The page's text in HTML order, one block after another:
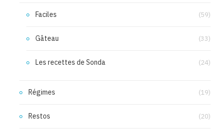
Faciles (59)
Gâteau (33)
Les recettes de Sonda (24)
Régimes (19)
Restos (20)